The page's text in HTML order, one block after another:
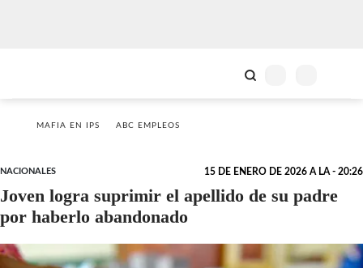
MAFIA EN IPS ABC EMPLEOS
NACIONALES 15 DE ENERO DE 2026 A LA - 20:26
Joven logra suprimir el apellido de su padre
por haberlo abandonado